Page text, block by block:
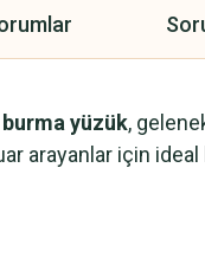
yüzük,
arayanlar için